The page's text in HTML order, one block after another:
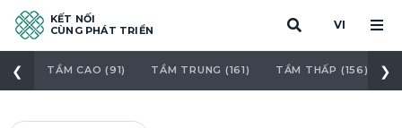
KẾT NỐI
CÙNG PHÁT TRIỂN
VI
❮ TẦM CAO (91) TẦM TRUNG (161) TẦM THẤP (156) ❯